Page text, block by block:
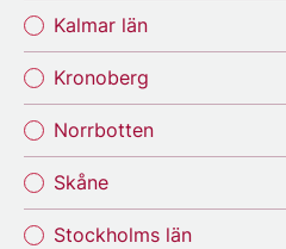
Kalmar län
Kronoberg
Norrbotten
Skåne
Stockholms län